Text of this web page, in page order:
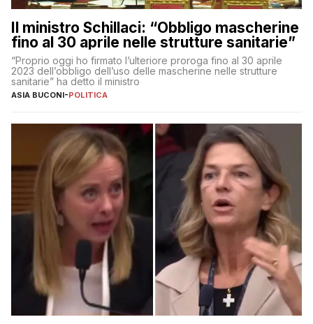
Il ministro Schillaci: “Obbligo mascherine
fino al 30 aprile nelle strutture sanitarie”
“Proprio oggi ho firmato l’ulteriore proroga fino al 30 aprile
2023 dell’obbligo dell’uso delle mascherine nelle strutture
sanitarie” ha detto il ministro
ASIA BUCONI-POLITICA